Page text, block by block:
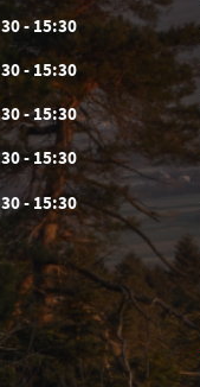
- 15:30
- 15:30
- 15:30
- 15:30
- 15:30